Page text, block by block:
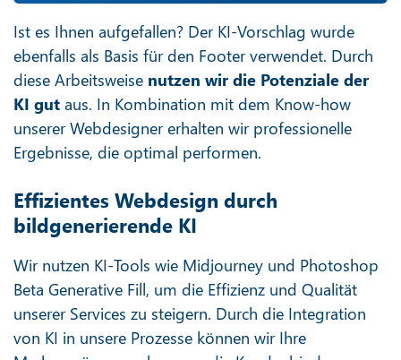
Ist es Ihnen aufgefallen? Der KI-Vorschlag wurde
ebenfalls als Basis für den Footer verwendet. Durch
diese Arbeitsweise nutzen wir die Potenziale der
KI gut aus. In Kombination mit dem Know-how
unserer Webdesigner erhalten wir professionelle
Ergebnisse, die optimal performen.
Effizientes Webdesign durch
bildgenerierende KI
Wir nutzen KI-Tools wie Midjourney und Photoshop
Beta Generative Fill, um die Effizienz und Qualität
unserer Services zu steigern. Durch die Integration
von KI in unsere Prozesse können wir Ihre